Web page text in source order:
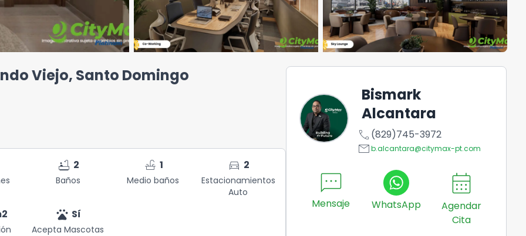
Viejo, Santo Domingo
bathtub 2
Baños
faucet 1
Medio baños
directions_car 2
Estacionamientos
Auto
pets Sí
Acepta Mascotas
Bismark
Alcantara
call (829)745-3972
emailb.alcantara@citymax-pt.com
sms
Mensaje WhatsApp
calendar_month
Agendar
Cita